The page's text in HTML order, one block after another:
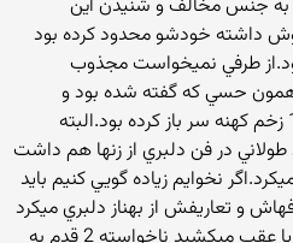
به جنس مخالف و شنيدن اين
داشته خودشو محدود كرده بود
بود.از طرفي نميخواست مجذوب
حسي كه گفته شده بود و
بموقع ارضا نشده بود حالا مثل 1 زخم كهنه سر باز كرده بود.البته
طولاني در فن دلبري از زنها هم داشت
نخوايم زياده گويي كنيم بايد
و تعاريفش از بهناز دلبري ميكرد